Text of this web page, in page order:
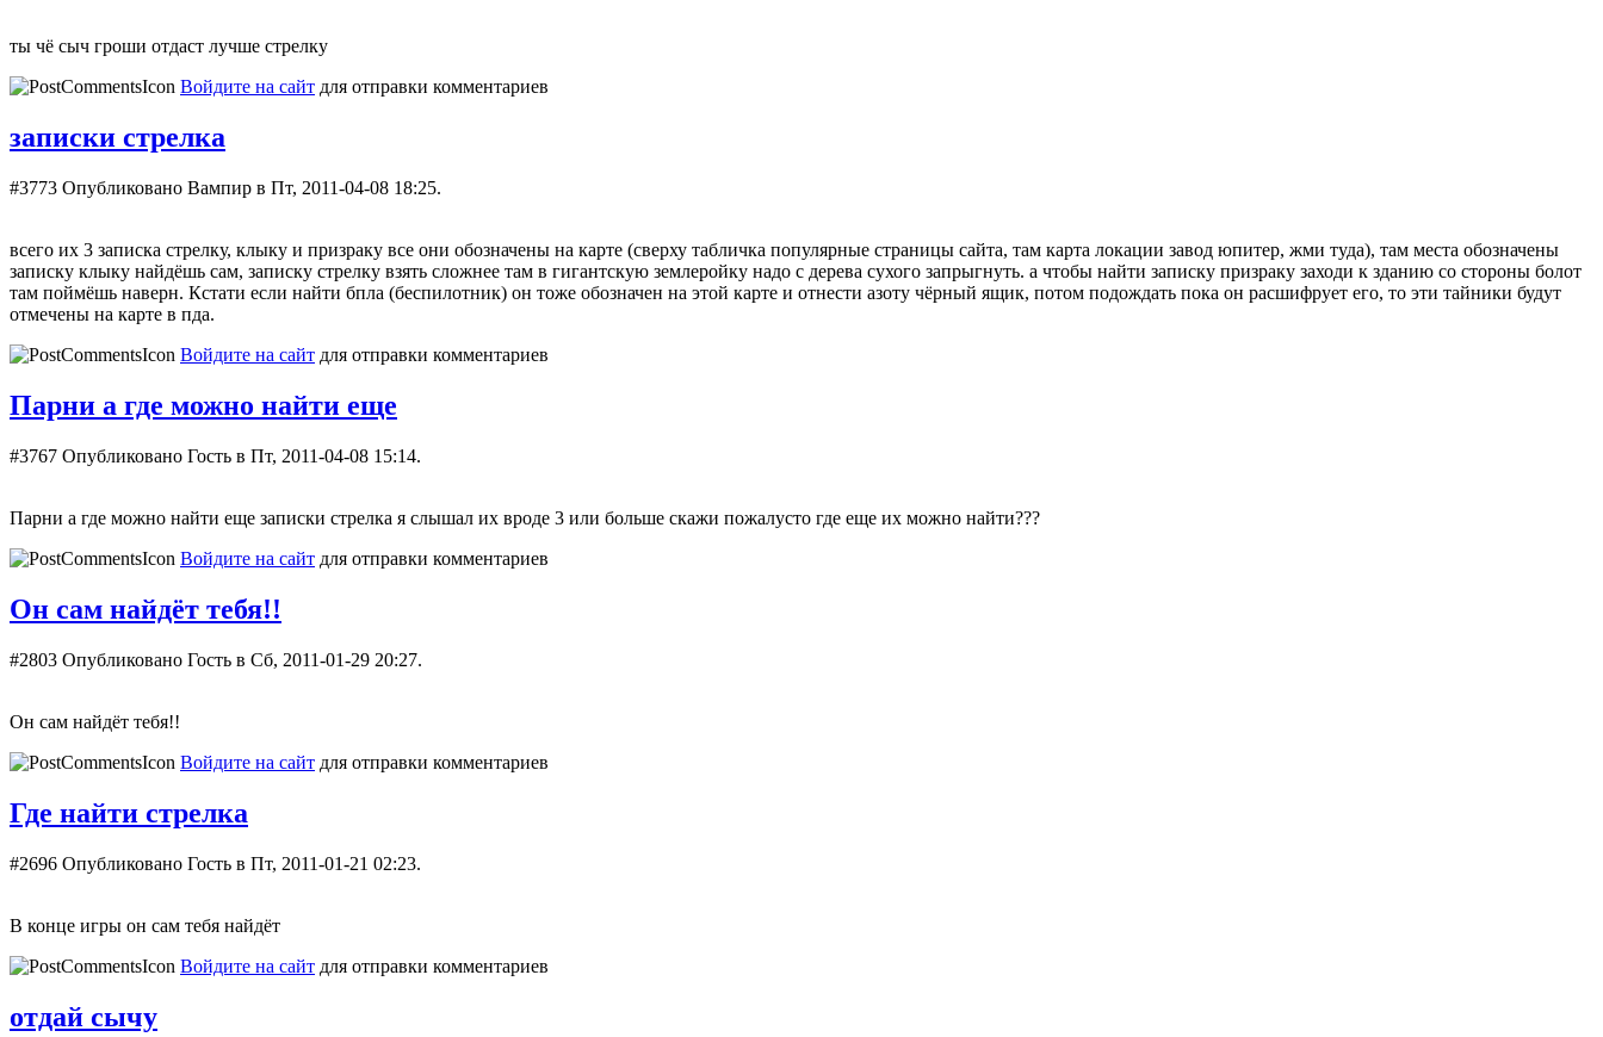
ты чё сыч гроши отдаст лучше стрелку
Войдите на сайт для отправки комментариев
записки стрелка
#3773 Опубликовано Вампир в Пт, 2011-04-08 18:25.
всего их 3 записка стрелку, клыку и призраку все они обозначены на карте (сверху табличка популярные страницы сайта, там карта локации завод юпитер, жми туда), там места обозначены
записку клыку найдёшь сам, записку стрелку взять сложнее там в гигантскую землеройку надо с дерева сухого запрыгнуть. а чтобы найти записку призраку заходи к зданию со стороны болот
там поймёшь наверн. Кстати если найти бпла (беспилотник) он тоже обозначен на этой карте и отнести азоту чёрный ящик, потом подождать пока он расшифрует его, то эти тайники будут
отмечены на карте в пда.
Войдите на сайт для отправки комментариев
Парни а где можно найти еще
#3767 Опубликовано Гость в Пт, 2011-04-08 15:14.
Парни а где можно найти еще записки стрелка я слышал их вроде 3 или больше скажи пожалусто где еще их можно найти???
Войдите на сайт для отправки комментариев
Он сам найдёт тебя!!
#2803 Опубликовано Гость в Сб, 2011-01-29 20:27.
Он сам найдёт тебя!!
Войдите на сайт для отправки комментариев
Где найти стрелка
#2696 Опубликовано Гость в Пт, 2011-01-21 02:23.
В конце игры он сам тебя найдёт
Войдите на сайт для отправки комментариев
отдай сычу